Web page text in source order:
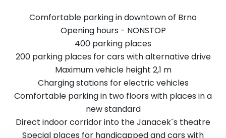
Comfortable parking in downtown of Brno
Opening hours - NONSTOP
400 parking places
200 parking places for cars with alternative drive
Maximum vehicle height 2,1 m
Charging stations for electric vehicles
Comfortable parking in two floors with places in a
new standard
Direct indoor corridor into the Janacek´s theatre
Special places for handicapped and cars with